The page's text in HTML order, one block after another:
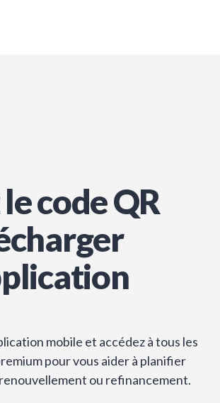
code QR
mobile et accédez à tous les
pour vous aider à planifier
ou refinancement.